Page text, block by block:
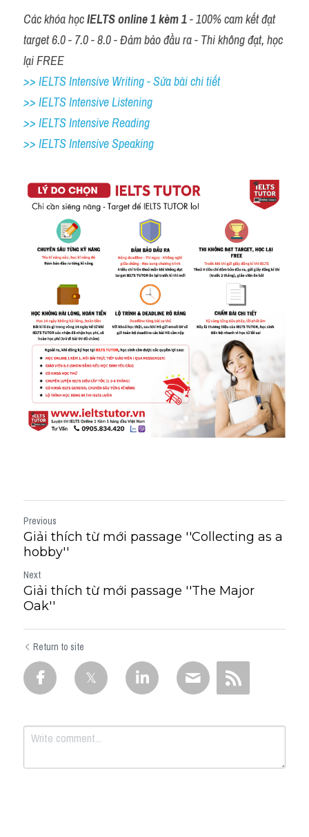
Các khóa học IELTS online 1 kèm 1 - 100% cam kết đạt
target 6.0 - 7.0 - 8.0 - Đảm bảo đầu ra - Thi không đạt, học
lại FREE
>> IELTS Intensive Writing - Sửa bài chi tiết
>> IELTS Intensive Listening
>> IELTS Intensive Reading
>> IELTS Intensive Speaking
Previous
Giải thích từ mới passage ''Collecting as a
hobby''
Next
Giải thích từ mới passage ''The Major
Oak''
Return to site